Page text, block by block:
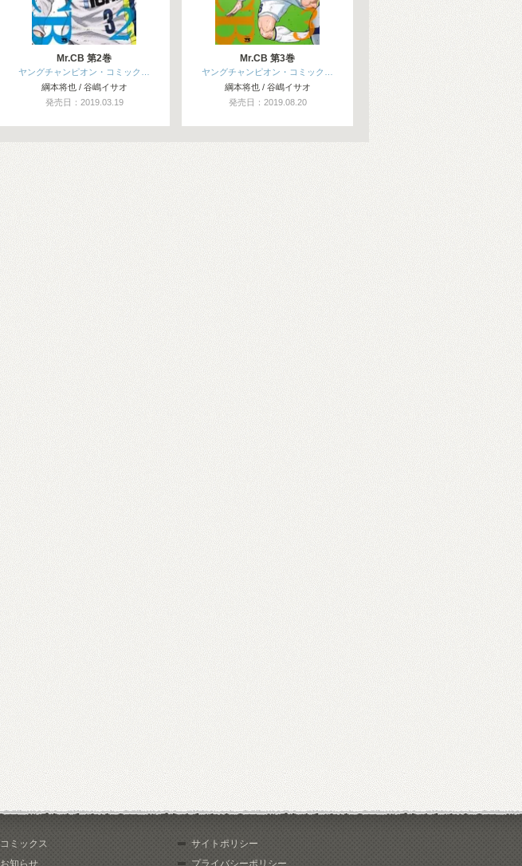
Mr.CB 第2巻
ヤングチャンピオン・コミック…
綱本将也 / 谷嶋イサオ
発売日：2019.03.19
Mr.CB 第3巻
ヤングチャンピオン・コミック…
綱本将也 / 谷嶋イサオ
発売日：2019.08.20
コミックス
お知らせ
サイトポリシー
プライバシーポリシー